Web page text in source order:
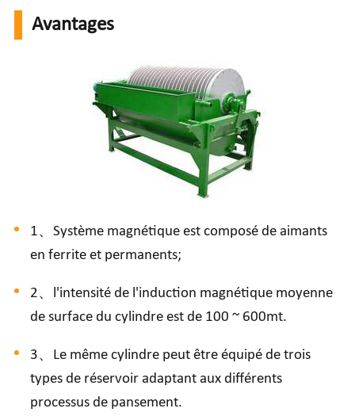
Avantages
1、Système magnétique est composé de aimants
en ferrite et permanents;
2、l'intensité de l'induction magnétique moyenne
de surface du cylindre est de 100 ~ 600mt.
3、Le même cylindre peut être équipé de trois
types de réservoir adaptant aux différents
processus de pansement.